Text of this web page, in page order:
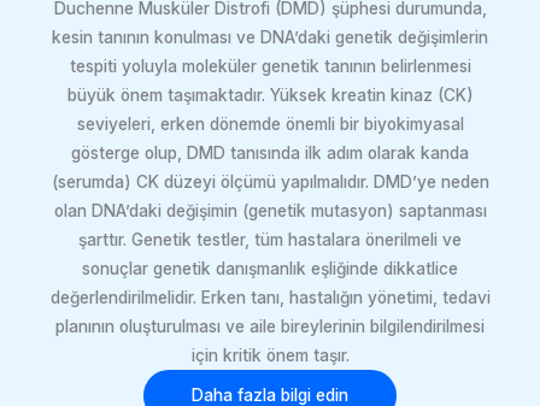
Duchenne Musküler Distrofi (DMD) şüphesi durumunda,
kesin tanının konulması ve DNA’daki genetik değişimlerin
tespiti yoluyla moleküler genetik tanının belirlenmesi
büyük önem taşımaktadır. Yüksek kreatin kinaz (CK)
seviyeleri, erken dönemde önemli bir biyokimyasal
gösterge olup, DMD tanısında ilk adım olarak kanda
(serumda) CK düzeyi ölçümü yapılmalıdır. DMD’ye neden
olan DNA’daki değişimin (genetik mutasyon) saptanması
şarttır. Genetik testler, tüm hastalara önerilmeli ve
sonuçlar genetik danışmanlık eşliğinde dikkatlice
değerlendirilmelidir. Erken tanı, hastalığın yönetimi, tedavi
planının oluşturulması ve aile bireylerinin bilgilendirilmesi
için kritik önem taşır.
Daha fazla bilgi edin